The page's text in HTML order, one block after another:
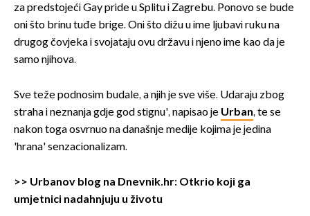
za predstojeći Gay pride u Splitu i Zagrebu. Ponovo se bude
oni što brinu tuđe brige. Oni što dižu u ime ljubavi ruku na
drugog čovjeka i svojataju ovu državu i njeno ime kao da je
samo njihova.
Sve teže podnosim budale, a njih je sve više. Udaraju zbog
straha i neznanja gdje god stignu', napisao je Urban, te se
nakon toga osvrnuo na današnje medije kojima je jedina
'hrana' senzacionalizam.
>> Urbanov blog na Dnevnik.hr: Otkrio koji ga
umjetnici nadahnjuju u životu